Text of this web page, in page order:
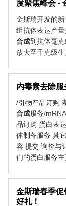
度聚焦峰会 -
金斯瑞开发的
组抗体表达产
合成到抗体毫
放大至千克级生
内毒素去除服
/引物产品订购
合成服务/
品订购 蛋白表
体制备服务 其
容 提交 询价与
们的蛋白服务主
金斯瑞春季促
好礼！